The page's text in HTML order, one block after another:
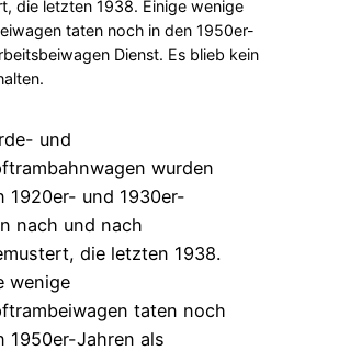
die letzten 1938. Einige wenige
taten noch in den 1950er-
Dienst. Es blieb kein